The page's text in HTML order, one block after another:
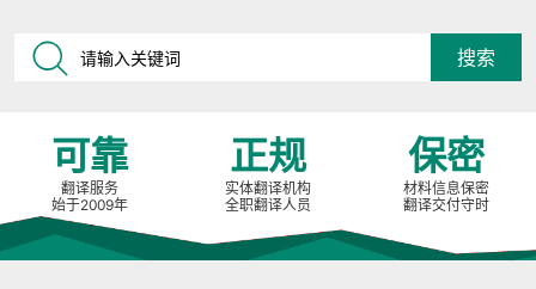
可靠
翻译服务
始于2009年
正规
实体翻译机构
全职翻译人员
保密
材料信息保密
翻译交付守时